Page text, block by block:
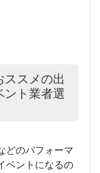
ススメの出
ント業者選
どのパフォーマ
ベントになるの